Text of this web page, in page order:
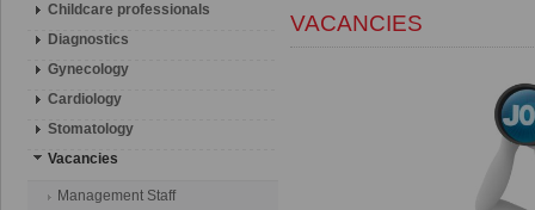
Childcare professionals
Diagnostics
Gynecology
Cardiology
Stomatology
Vacancies
Management Staff
VACANCIES